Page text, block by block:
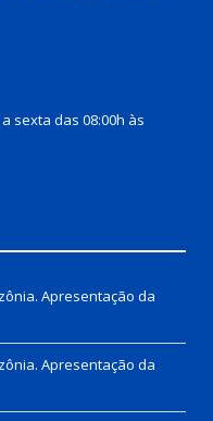
sexta das 08:00h às
Apresentação da
Apresentação da